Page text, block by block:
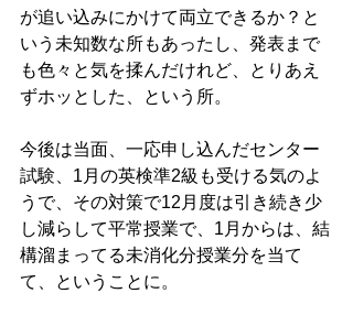
が追い込みにかけて両立できるか？と
いう未知数な所もあったし、発表まで
も色々と気を揉んだけれど、とりあえ
ずホッとした、という所。
今後は当面、一応申し込んだセンター
試験、1月の英検準2級も受ける気のよ
うで、その対策で12月度は引き続き少
し減らして平常授業で、1月からは、結
構溜まってる未消化分授業分を当て
て、ということに。